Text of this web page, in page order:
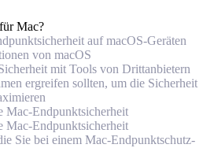
Mac?
auf macOS-Geräten
von macOS
mit Tools von Drittanbietern
ergreifen sollten, um die Sicherheit
Mac-Endpunktsicherheit
Mac-Endpunktsicherheit
Sie bei einem Mac-Endpunktschutz-